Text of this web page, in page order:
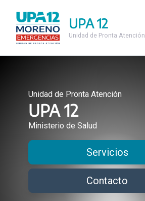
contenido
UPA 12
Unidad de Pronta Atención
Unidad de Pronta Atención
UPA 12
Ministerio de Salud
Servicios
Contacto